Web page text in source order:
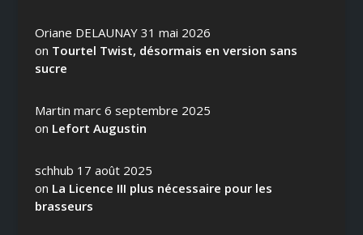
Oriane DELAUNAY 31 mai 2026
on Tourtel Twist, désormais en version sans
sucre
Martin marc 6 septembre 2025
on Lefort Augustin
schhub 17 août 2025
on La Licence III plus nécessaire pour les
brasseurs